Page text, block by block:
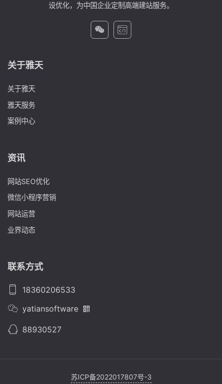
设优化，为中国企业定制高端建站服务。
关于雅天
关于雅天
雅天服务
案例中心
资讯
网站SEO优化
微信小程序营销
网站运营
业界动态
联系方式
18360206533
yatiansoftware
88930527
苏ICP备2022017807号-3